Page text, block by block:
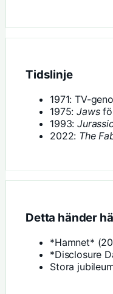
Tidslinje
1971: TV-
1975:Jaws
1993:
2022: The
Detta händer
*Hamnet*
*Disclosure
Stora